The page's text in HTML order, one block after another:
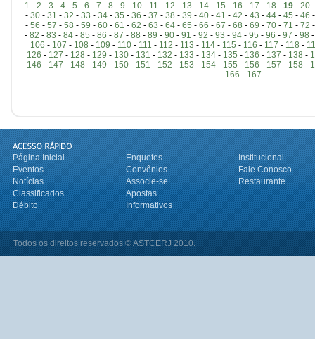
1 - 2 - 3 - 4 - 5 - 6 - 7 - 8 - 9 - 10 - 11 - 12 - 13 - 14 - 15 - 16 - 17 - 18 - 19 - 20
- 30- 31 - 32 - 33 - 34- 35 - 36 - 37 - 38 - 39 - 40- 41 - 42 - 43 - 44- 45 - 46
- 56 - 57 - 58 - 59 - 60- 61 - 62 - 63 - 64- 65 - 66 - 67 - 68 - 69 - 70- 71 - 72
- 82 - 83 - 84 - 85 - 86 - 87 - 88 - 89 - 90 - 91 - 92 - 93 - 94 - 95 - 96 - 97 - 98
106 - 107 - 108 - 109 - 110 - 111 - 112 - 113 - 114 - 115 - 116 - 117 - 118 -
126 - 127 - 128 - 129 - 130- 131 - 132 - 133 - 134- 135 - 136 - 137 - 138 -
146 - 147 - 148 - 149 - 150- 151 - 152 - 153 - 154- 155 - 156 - 157 - 158 -
166 - 167
Página Inicial Enquetes
Institucional
Eventos
Convênios
Fale Conosco
Notícias
Associe-se
Restaurante
Classificados
Apostas
Débito
Informativos
Todos os direitos reservados © ASTCERJ 2010.